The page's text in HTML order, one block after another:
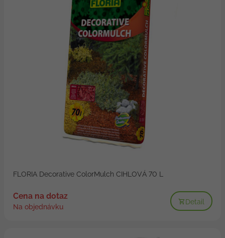
FLORIA Decorative ColorMulch CIHLOVÁ 70 L
Cena na dotaz
Na objednávku
Detail